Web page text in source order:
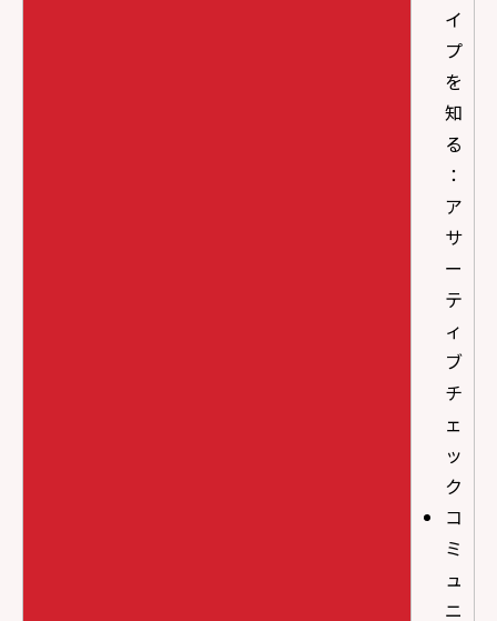
イ
プ
を
知
る
：
ア
サ
ー
テ
ィ
ブ
チ
ェ
ッ
ク
コ
ミ
ュ
ニ